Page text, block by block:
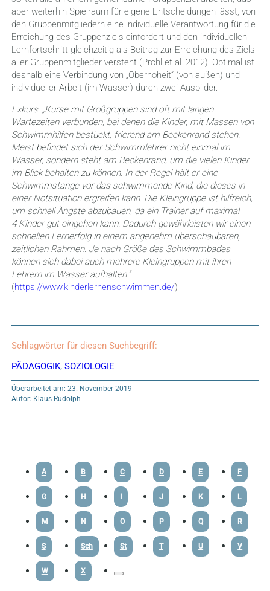
aber weiterhin Spielraum für eigene Entscheidungen lässt, von
den Gruppenmitgliedern eine individuelle Verantwortung für die
Erreichung des Gruppenziels einfordert und den individuellen
Lernfortschritt gleichzeitig als Beitrag zur Erreichung des Ziels
aller Gruppenmitglieder versteht (Prohl et al. 2012). Optimal ist
deshalb eine Verbindung von „Oberhoheit“ (von außen) und
individueller Arbeit (im Wasser) durch zwei Ausbilder.
Exkurs: „Kurse mit Großgruppen sind oft mit langen
Wartezeiten verbunden, bei denen die Kinder, mit Massen von
Schwimmhilfen bestückt, frierend am Beckenrand stehen.
Meist befindet sich der Schwimmlehrer nicht einmal im
Wasser, sondern steht am Beckenrand, um die vielen Kinder
im Blick behalten zu können. In der Regel hält er eine
Schwimmstange vor das schwimmende Kind, die dieses in
einer Notsituation ergreifen kann. Die Kleingruppe ist hilfreich,
um schnell Ängste abzubauen, da ein Trainer auf maximal
4 Kinder gut eingehen kann. Dadurch gewährleisten wir einen
schnellen Lernerfolg in einem angenehm überschaubaren,
zeitlichen Rahmen. Je nach Größe des Schwimmbades
können sich dabei auch mehrere Kleingruppen mit ihren
Lehrern im Wasser aufhalten.“
(https://www.kinderlernenschwimmen.de/)
Schlagwörter für diesen Suchbegriff:
PÄDAGOGIK, SOZIOLOGIE
Überarbeitet am: 23. November 2019
Autor: Klaus Rudolph
A B C D E F
G H I J K L
M N O P Q R
S Sch St T U V
W X